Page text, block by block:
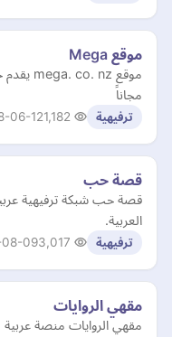
موقع Mega
مجاناً
ترفيهية 06-12
قصة حب
قصة حب شبكة ترفيهية
العربية.
ترفيهية 09
مقهي الروايات
مقهي الروايات منصة